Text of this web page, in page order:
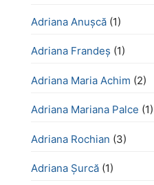
Adriana Anușcă (1)
Adriana Frandeș (1)
Adriana Maria Achim (2)
Adriana Mariana Palce (1)
Adriana Rochian (3)
Adriana Șurcă (1)